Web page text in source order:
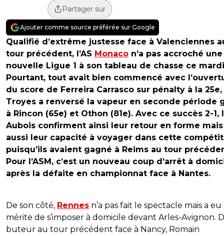
Partager sur
Ajouter comme source préférée sur Google
Qualifié d’extrême justesse face à Valenciennes
tour précédent, l’AS Monaco n’a pas accroché une
nouvelle Ligue 1 à son tableau de chasse ce
Pourtant, tout avait bien commencé avec
du score de Ferreira Carrasco sur pénalty à la
Troyes a renversé la vapeur en seconde période
à Rincon (65e) et Othon (81e). Avec ce succès 2-1,
Aubois confirment ainsi leur retour en forme mais
aussi leur capacité à voyager dans cette
puisqu’ils avaient gagné à Reims au tour
Pour l’ASM, c’est un nouveau coup d’arrêt à
après la défaite en championnat face à Nantes.
De son côté, Rennes n’a pas fait le spectacle mais a eu
mérite de s’imposer à domicile devant Arles-Avignon.
buteur au tour précédent face à Nancy, Romain